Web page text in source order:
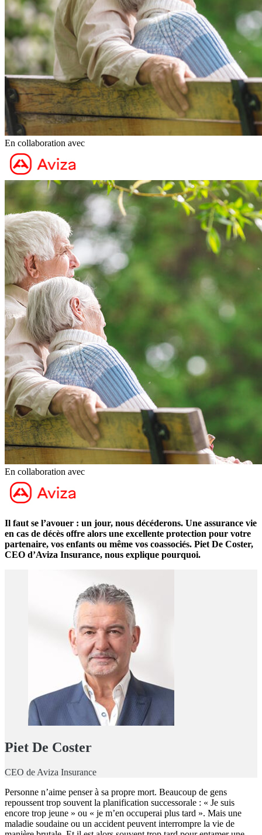
En collaboration avec
En collaboration avec
Il faut se l’avouer : un jour, nous décéderons. Une assurance vie
en cas de décès offre alors une excellente protection pour votre
partenaire, vos enfants ou même vos coassociés. Piet De Coster,
CEO d’Aviza Insurance, nous explique pourquoi.
Piet De Coster
CEO de Aviza Insurance
Personne n’aime penser à sa propre mort. Beaucoup de gens
repoussent trop souvent la planification successorale : « Je suis
encore trop jeune » ou « je m’en occuperai plus tard ». Mais une
maladie soudaine ou un accident peuvent interrompre la vie de